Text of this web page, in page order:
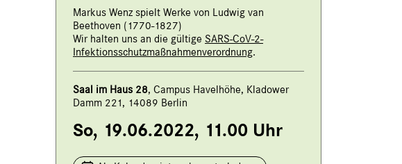
Markus Wenz spielt Werke von Ludwig van
Beethoven (1770-1827)
Wir halten uns an die gültige SARS-CoV-2-
Infektionsschutzmaßnahmenverordnung.
Saal im Haus 28, Campus Havelhöhe, Kladower
Damm 221, 14089 Berlin
So, 19.06.2022, 11.00 Uhr